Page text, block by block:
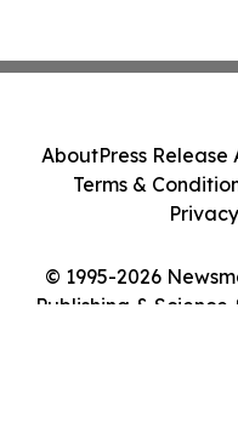
© 1995-2026
Publishing & Science
AboutPress Release
Terms &